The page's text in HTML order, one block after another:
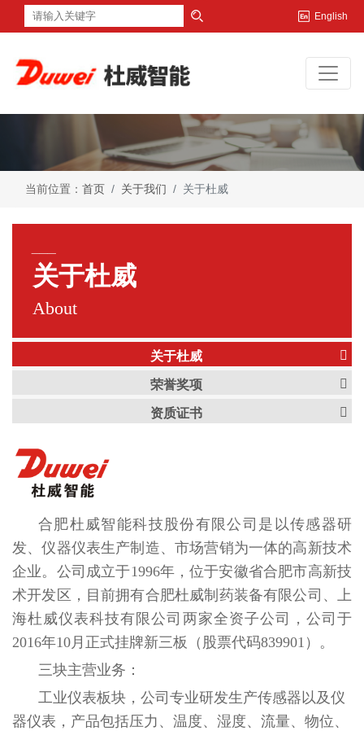
English
当前位置： 首页 关于我们 关于杜威
关于杜威
About
关于杜威
荣誉奖项
资质证书
合肥杜威智能科技股份有限公司是以传感器研
发、仪器仪表生产制造、市场营销为一体的高新技术
企业。公司成立于1996年，位于安徽省合肥市高新技
术开发区，目前拥有合肥杜威制药装备有限公司、上
海杜威仪表科技有限公司两家全资子公司，公司于
2016年10月正式挂牌新三板（股票代码839901）。
三块主营业务：
工业仪表板块，公司专业研发生产传感器以及仪
器仪表，产品包括压力、温度、湿度、流量、物位、